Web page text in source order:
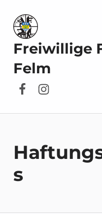
Freiwillige
Felm
Facebook
Instagram
s